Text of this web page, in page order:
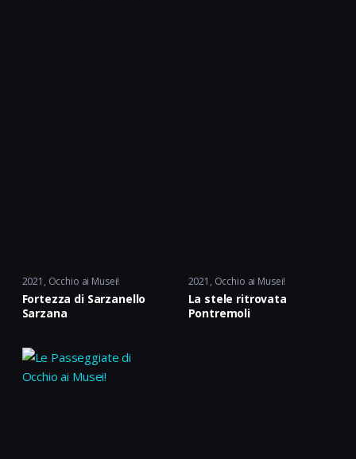
2021 Occhio ai Musei!
Fortezza di Sarzanello
Sarzana
2021 Occhio ai Musei!
La stele ritrovata
Pontremoli